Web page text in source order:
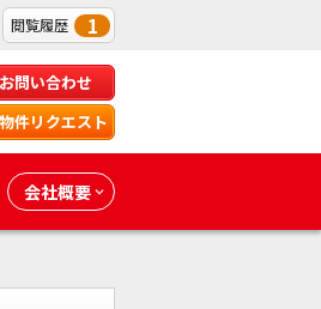
閲覧履歴 1
お問い合わせ
物件リクエスト
会社概要